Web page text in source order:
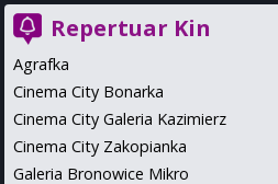
Repertuar Kin
Agrafka
Cinema City Bonarka
Cinema City Galeria Kazimierz
Cinema City Zakopianka
Galeria Bronowice Mikro